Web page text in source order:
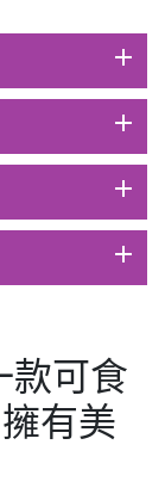
(2027年4
曬霜 50ml
add
add
add
add
款可食
有美